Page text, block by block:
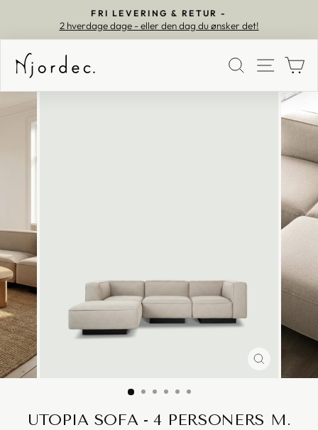
Pause
FRI LEVERING & RETUR -
2 hverdage dage - eller den dag du ønsker det!
SØG
UTOPIA SOFA - 4 PERSONERS M.